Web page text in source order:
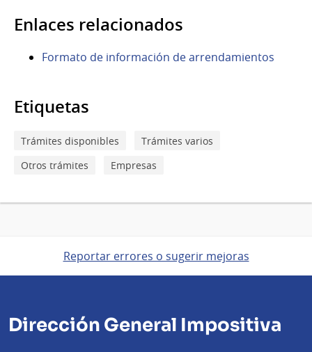
Enlaces relacionados
Formato de información de arrendamientos
Etiquetas
Trámites disponibles
Trámites varios
Otros trámites
Empresas
Reportar errores o sugerir mejoras
Dirección General Impositiva